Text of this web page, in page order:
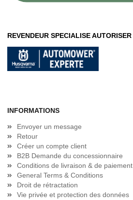
REVENDEUR SPECIALISE AUTORISER
INFORMATIONS
Envoyer un message
Retour
Créer un compte client
B2B Demande du concessionnaire
Conditions de livraison & de paiement
General Terms & Conditions
Droit de rétractation
Vie privée et protection des données